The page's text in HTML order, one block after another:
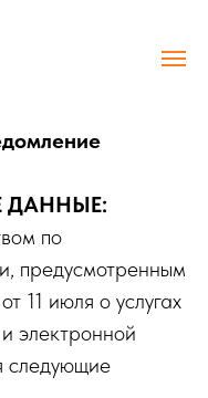
по
предусмотренным
11 июля о услугах
электронной
следующие